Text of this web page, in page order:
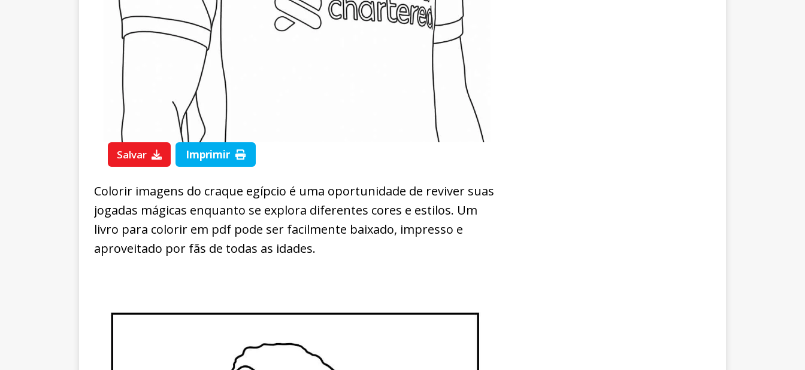
Salvar Imprimir
Colorir imagens do craque egípcio é uma oportunidade de reviver suas
jogadas mágicas enquanto se explora diferentes cores e estilos. Um
livro para colorir em pdf pode ser facilmente baixado, impresso e
aproveitado por fãs de todas as idades.